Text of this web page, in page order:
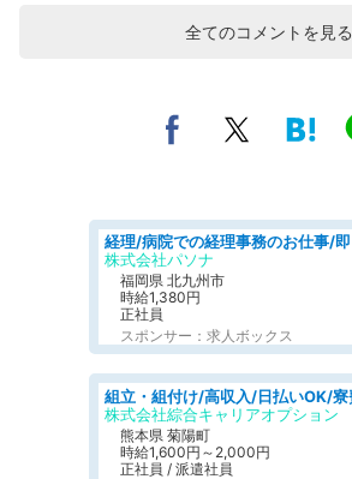
全てのコメントを見る
株式会社パソナ
福岡県 北九州市
時給1,380円
正社員
スポンサー：求人ボックス
株式会社綜合キャリアオプション
熊本県 菊陽町
時給1,600円～2,000円
正社員 / 派遣社員